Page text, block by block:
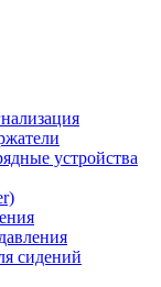
устройства
сидений